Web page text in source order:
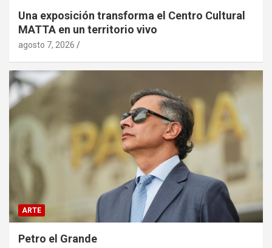
Una exposición transforma el Centro Cultural
MATTA en un territorio vivo
agosto 7, 2026
ARTE
Petro el Grande